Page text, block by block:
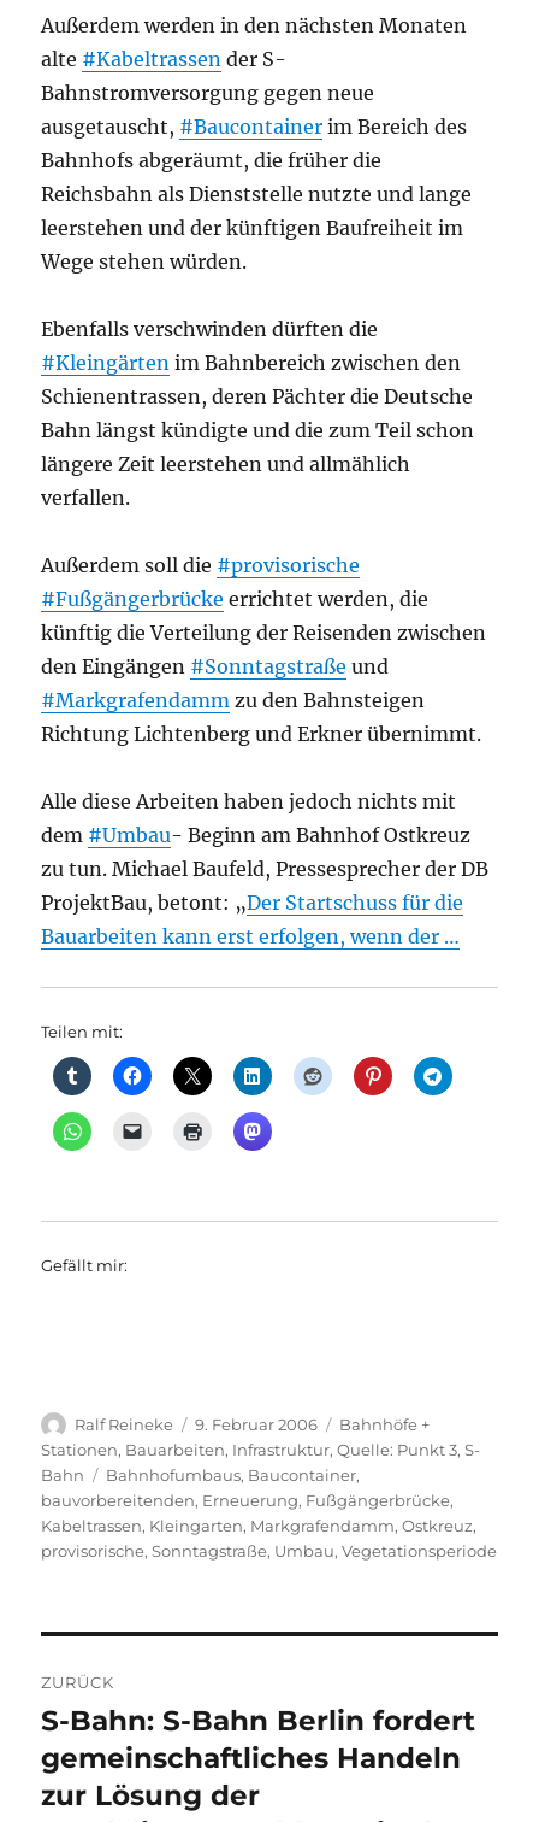
Außerdem werden in den nächsten Monaten
alte #Kabeltrassen der S-
Bahnstromversorgung gegen neue
ausgetauscht, #Baucontainer im Bereich des
Bahnhofs abgeräumt, die früher die
Reichsbahn als Dienststelle nutzte und lange
leerstehen und der künftigen Baufreiheit im
Wege stehen würden.
Ebenfalls verschwinden dürften die
#Kleingärten im Bahnbereich zwischen den
Schienentrassen, deren Pächter die Deutsche
Bahn längst kündigte und die zum Teil schon
längere Zeit leerstehen und allmählich
verfallen.
Außerdem soll die #provisorische
#Fußgängerbrücke errichtet werden, die
künftig die Verteilung der Reisenden zwischen
den Eingängen #Sonntagstraße und
#Markgrafendamm zu den Bahnsteigen
Richtung Lichtenberg und Erkner übernimmt.
Alle diese Arbeiten haben jedoch nichts mit
dem #Umbau- Beginn am Bahnhof Ostkreuz
zu tun. Michael Baufeld, Pressesprecher der DB
ProjektBau, betont: „Der Startschuss für die
Bauarbeiten kann erst erfolgen, wenn der …
Teilen mit:
Gefällt mir:
Autor
Ralf Reineke
Veröffentlicht
am
9. Februar 2006 Kategorien
Bahnhöfe +
Stationen, Bauarbeiten, Infrastruktur,Quelle: Punkt 3,S-
Bahn
Schlagwörter
Bahnhofumbaus, Baucontainer,
bauvorbereitenden, Erneuerung, Fußgängerbrücke,
Kabeltrassen, Kleingarten, Markgrafendamm,Ostkreuz,
provisorische,Sonntagstraße, Umbau,Vegetationsperiode
ZURÜCK
Vorheriger
Beitrag:
S-Bahn: S-Bahn Berlin fordert
gemeinschaftliches Handeln
zur Lösung der